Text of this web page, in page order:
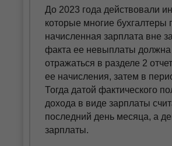
До 2023 года действовали
которые многие бухгалтеры
начисленная зарплата вне
факта ее невыплаты
отражаться в разделе 2
ее начисления, затем в
Тогда датой фактического
дохода в виде зарплаты
последний день месяца, а
зарплаты.